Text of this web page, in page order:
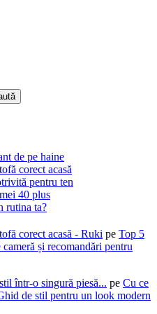
de pe haine
corect acasă
pentru ten
40 plus
rutina ta?
corect acasă - Ruki pe Top 5
și recomandări pentru
într-o singură piesă... pe Cu ce
de stil pentru un look modern